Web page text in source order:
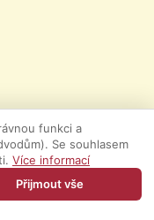
funkci a
Se souhlasem
Více informací
Přijmout vše